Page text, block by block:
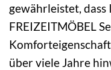
gewährleistet, dass
FREIZEITMÖBEL
über viele Jahre